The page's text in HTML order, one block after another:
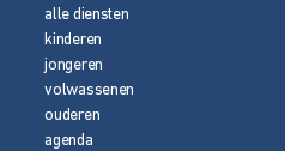
alle diensten
kinderen
jongeren
volwassenen
ouderen
agenda